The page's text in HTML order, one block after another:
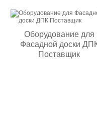
Оборудование для
Фасадной доски
Поставщик